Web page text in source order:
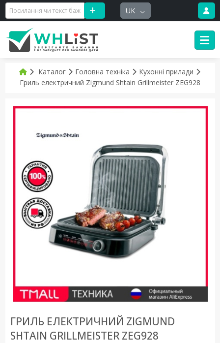
UK
Каталог Головна техніка
Кухонні прилади
Гриль електричний Zigmund Shtain Grillmeister ZEG928
ГРИЛЬ ЕЛЕКТРИЧНИЙ ZIGMUND
SHTAIN GRILLMEISTER ZEG928